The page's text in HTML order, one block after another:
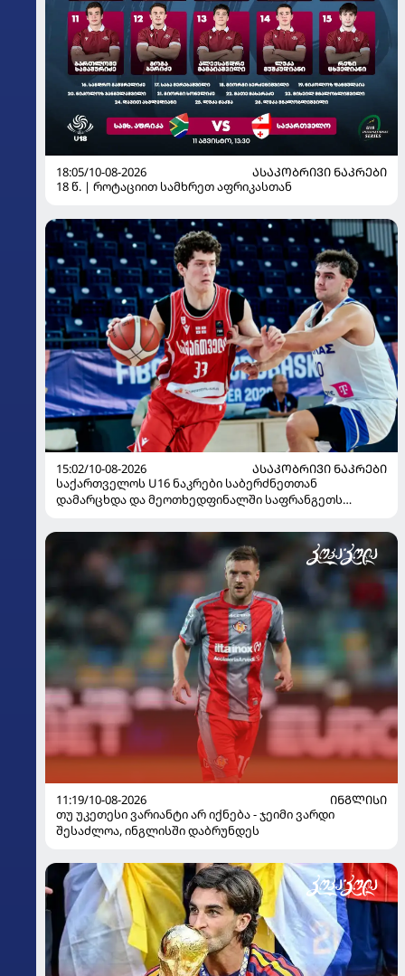
18:05/10-08-2026
ᲐᲡᲐᲙᲝᲑᲠᲘᲕᲘ ᲜᲐᲙᲠᲔᲑᲘ
18 წ. | როტაციით სამხრეთ აფრიკასთან
15:02/10-08-2026
ᲐᲡᲐᲙᲝᲑᲠᲘᲕᲘ ᲜᲐᲙᲠᲔᲑᲘ
საქართველოს U16 ნაკრები საბერძნეთთან
დამარცხდა და მეოთხედფინალში საფრანგეთს
11:19/10-08-2026
ᲘᲜᲒᲚᲘᲡᲘ
თუ უკეთესი ვარიანტი არ იქნება - ჯეიმი ვარდი
შესაძლოა, ინგლისში დაბრუნდეს